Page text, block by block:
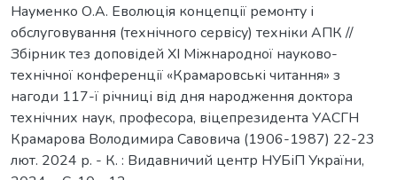
Науменко О.А. Еволюція концепції ремонту і
обслуговування (технічного сервісу) техніки АПК //
Збірник тез доповідей ХI Міжнародної науково-
технічної конференції «Крамаровські читання» з
нагоди 117-ї річниці від дня народження доктора
технічних наук, професора, віцепрезидента УАСГН
Крамарова Володимира Савовича (1906-1987) 22-23
лют. 2024 р. - К. : Видавничий центр НУБіП України,